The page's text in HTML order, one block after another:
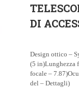
DI
Design ottico –
(5 in)Lunghezza
focale –
del – Dettagli)